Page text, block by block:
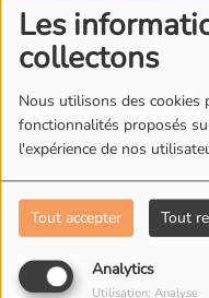
Les
collectons
Nous utilisons des cookies
fonctionnalités proposés
l'expérience de nos
Tout accepter Tout
Analytics
Utilisation: Analyse
L'ÉQUIPE DE